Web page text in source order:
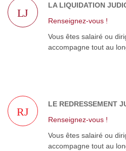
LA LIQUIDATION
LJ
Renseignez-vous !
Vous êtes salairé ou
accompagne tout au
LE REDRESSEMENT
RJ
Renseignez-vous !
Vous êtes salairé ou
accompagne tout au